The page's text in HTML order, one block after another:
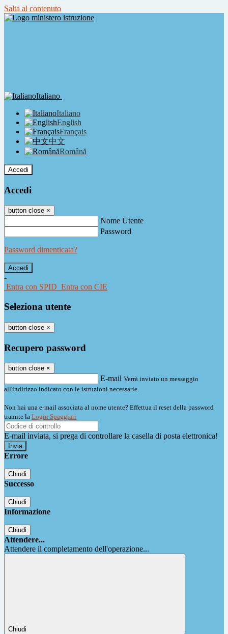
Salta al contenuto
Italiano
Italiano
English
Français
中文
Română
Accedi
Accedi
button close ×
Nome Utente
Password
Password dimenticata?
-
Entra con SPID Entra con CIE
Seleziona utente
button close ×
Recupero password
button close ×
E-mail Verrà inviato un messaggio
all'indirizzo indicato con le istruzioni necessarie.
Non hai una e-mail associata al nome utente? Effettua il reset della password
tramite la Login Spaggiari
E-mail inviata, si prega di controllare la casella di posta elettronica!
Errore
Chiudi
Successo
Chiudi
Informazione
Chiudi
Attendere...
Attendere il completamento dell'operazione...
Chiudi